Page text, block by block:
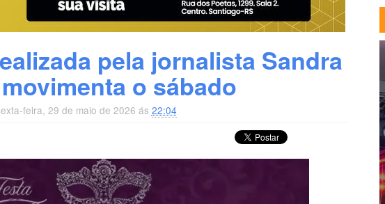
pela jornalista Sandra
o sábado
feira, 29 de maio de 2026 ás 22:04